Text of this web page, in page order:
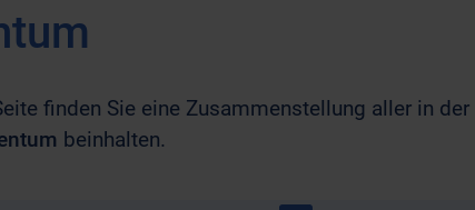
finden Sie eine Zusammenstellung aller in der
beinhalten.